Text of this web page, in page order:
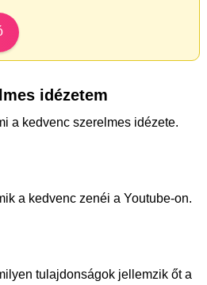
idézetem
a kedvenc szerelmes idézete.
a kedvenc zenéi a Youtube-on.
tulajdonságok jellemzik őt a